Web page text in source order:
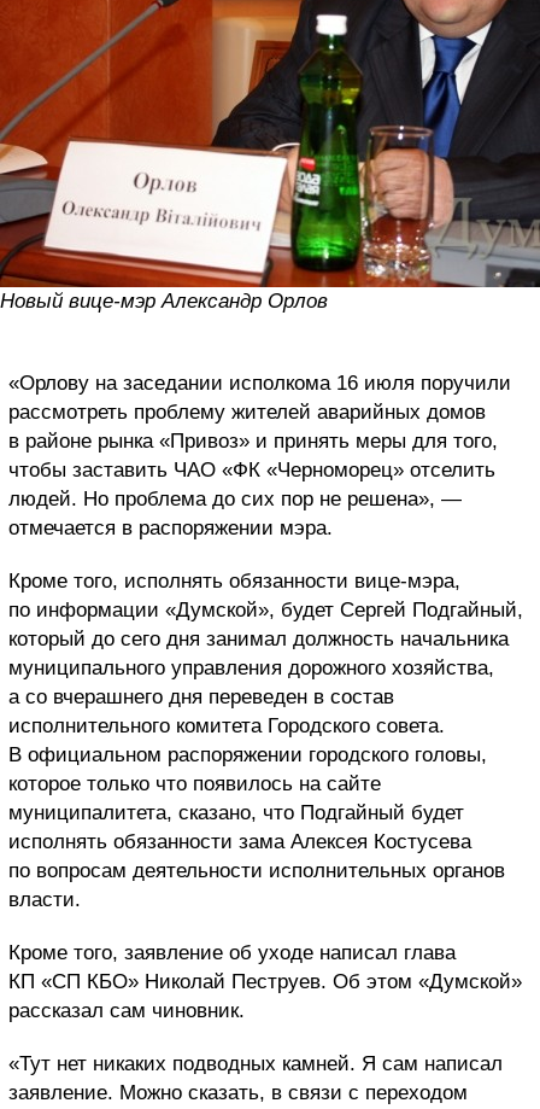
Новый вице-мэр Александр Орлов
«Орлову на заседании исполкома 16 июля поручили
рассмотреть проблему жителей аварийных домов
в районе рынка «Привоз» и принять меры для того,
чтобы заставить ЧАО «ФК «Черноморец» отселить
людей. Но проблема до сих пор не решена», —
отмечается в распоряжении мэра.
Кроме того, исполнять обязанности вице-мэра,
по информации «Думской», будет Сергей Подгайный,
который до сего дня занимал должность начальника
муниципального управления дорожного хозяйства,
а со вчерашнего дня переведен в состав
исполнительного комитета Городского совета.
В официальном распоряжении городского головы,
которое только что появилось на сайте
муниципалитета, сказано, что Подгайный будет
исполнять обязанности зама Алексея Костусева
по вопросам деятельности исполнительных органов
власти.
Кроме того, заявление об уходе написал глава
КП «СП КБО» Николай Пеструев. Об этом «Думской»
рассказал сам чиновник.
«Тут нет никаких подводных камней. Я сам написал
заявление. Можно сказать, в связи с переходом